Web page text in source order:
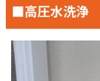
■高圧水洗浄